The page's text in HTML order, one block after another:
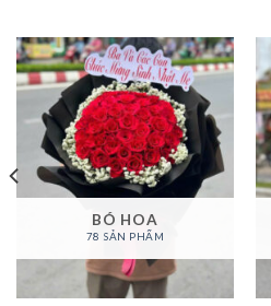
BÓ HOA
78 SẢN PHẨM